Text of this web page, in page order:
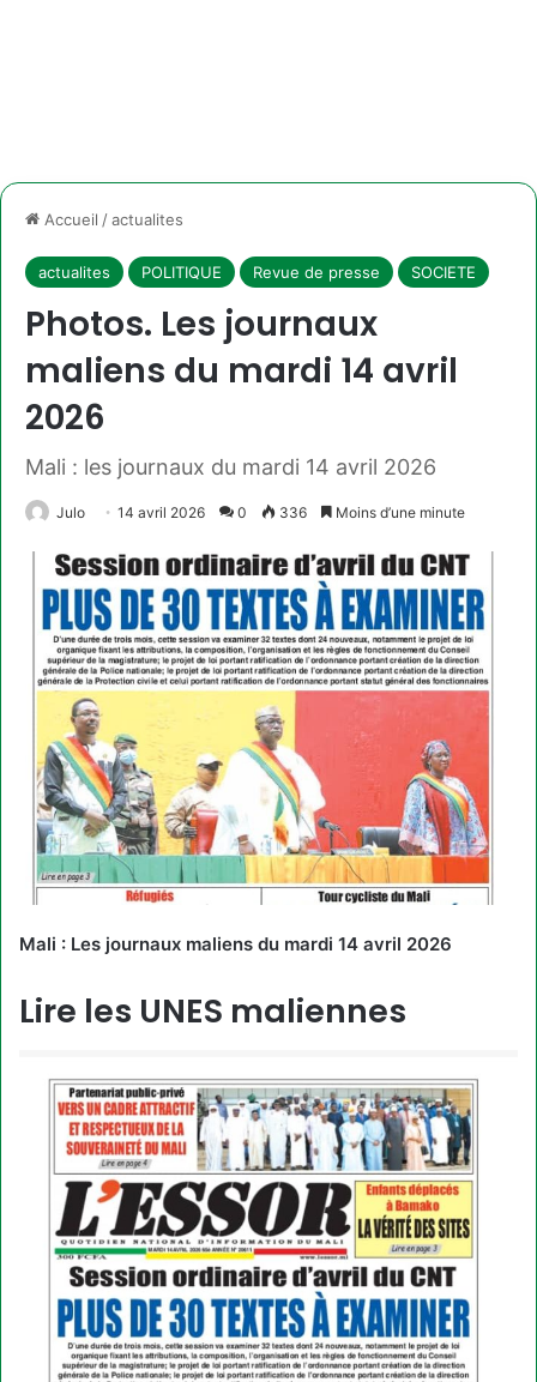
Accueil /actualites
actualites POLITIQUE Revue de presse SOCIETE
Photos. Les journaux
maliens du mardi 14 avril
2026
Mali : les journaux du mardi 14 avril 2026
Julo 14 avril 2026 0 336 Moins d’une minute
Mali : Les journaux maliens du mardi 14 avril 2026
Lire les UNES maliennes